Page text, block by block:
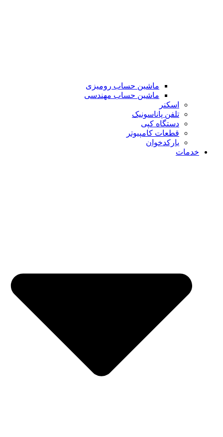
ماشین حساب رومیزی
ماشین حساب مهندسی
اسکنر
تلفن پاناسونیک
دستگاه کپی
قطعات کامپیوتر
یارکدخوان
خدمات